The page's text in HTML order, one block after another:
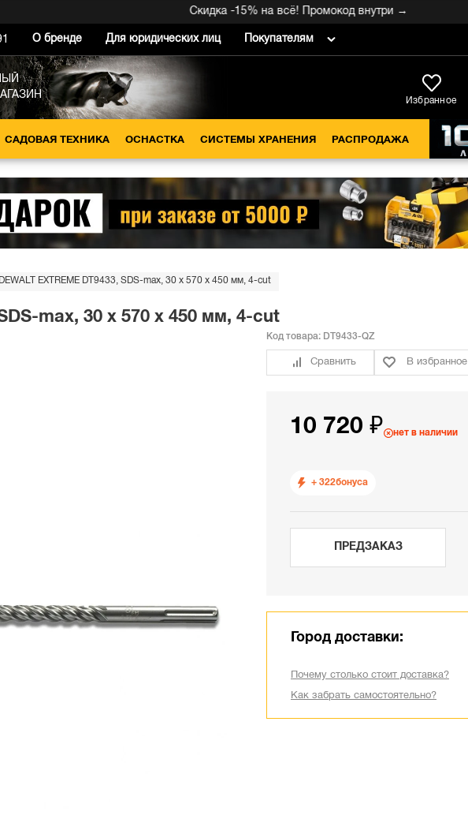
Скидка -15% на всё! Промокод внутри →
О бренде Для юридических лиц Покупателям
Избранное
САДОВАЯ ТЕХНИКА ОСНАСТКА СИСТЕМЫ ХРАНЕНИЯ РАСПРОДАЖА
EXTREME DT9433, SDS-max, 30 x 570 x 450 мм, 4-cut
max, 30 x 570 x 450 мм, 4-cut
Код товара: DT9433-QZ
Сравнить В избранное
10 720 ₽ нет в наличии
+ 322бонуса
ПРЕДЗАКАЗ
Город доставки:
Почему столько стоит доставка?
Как забрать самостоятельно?